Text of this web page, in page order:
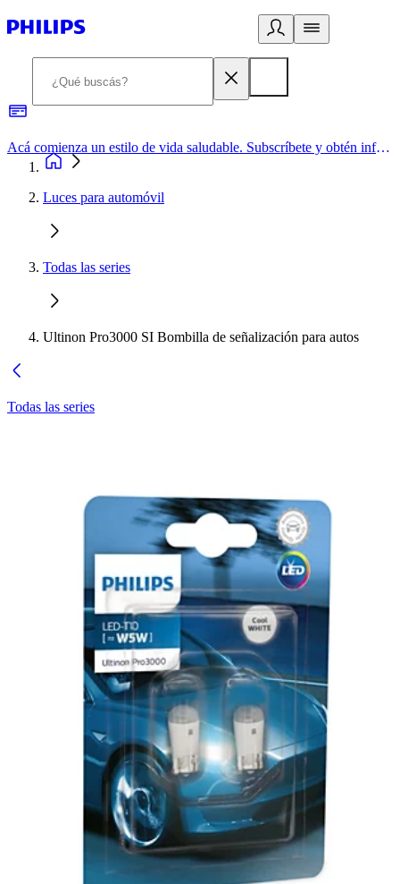
Acá comienza un estilo de vida saludable. Subscríbete y obtén información de primera mano
Luces para automóvil
Todas las series
Ultinon Pro3000 SI Bombilla de señalización para autos
Todas las series